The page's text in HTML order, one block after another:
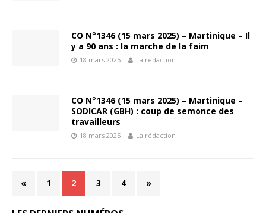
CO N°1346 (15 mars 2025) – Martinique – Il
y a 90 ans : la marche de la faim
18 mars 2025 La rédaction
CO N°1346 (15 mars 2025) – Martinique –
SODICAR (GBH) : coup de semonce des
travailleurs
18 mars 2025 La rédaction
« 1 2 3 4 »